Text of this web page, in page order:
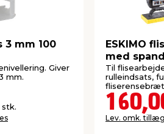
3 mm 100
Giver
mm.
stk.
ESKIMO
med spand
Til
rulleindsats,
Lev. omk.